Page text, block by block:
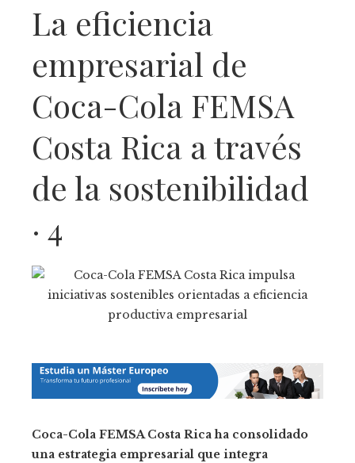
La eficiencia
empresarial de
Coca-Cola FEMSA
Costa Rica a través
de la sostenibilidad
· 4
Coca-Cola FEMSA Costa Rica ha consolidado
una estrategia empresarial que integra